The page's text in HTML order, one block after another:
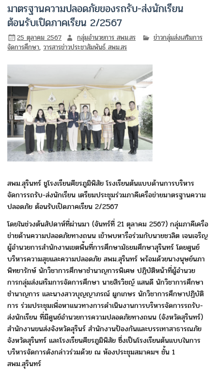
มาตรฐานความปลอดภัยของรถรับ-ส่งนักเรียน
ต้อนรับเปิดภาคเรียน 2/2567
25 ตุลาคม 2567 กลุ่มอำนวยการ สพม.สร
ข่าวกลุ่มส่งเสริมการ
จัดการศึกษา,วารสารข่าวประชาสัมพันธ์ สพม.สร
สพม.สุรินทร์ ชูโรงเรียนศีขรภูมิพิสัย โรงเรียนต้นแบบด้านการบริหาร
จัดการรถรับ-ส่งนักเรียน เตรียมประชุมร่วมภาคีเครือข่ายมาตรฐานความ
ปลอดภัย ต้อนรับเปิดภาคเรียน 2/2567
โดยในช่วงต้นสัปดาห์ที่ผ่านมา (จันทร์ที่ 21 ตุลาคม 2567)กลุ่มภาคีเครือ
ข่ายด้านความปลอดภัยทางถนน เข้าพบหารือร่วมกับนายชวลิต เจนเจริญ
ผู้อำนวยการสำนักงานเขตพื้นที่การศึกษามัธยมศึกษาสุรินทร์ โดยศูนย์
บริหารความสุขและความปลอดภัยสพม.สุรินทร์ พร้อมด้วยนางนุษย์นภา
พิทยารักษ์ นักวิชาการศึกษาชำนาญการพิเศษ ปฎิบัติหน้าที่ผู้อำนวย
การกลุ่มส่งเสริมการจัดการศึกษา นายสิรวิชญ์ แสนดี นักวิชาการศึกษา
ชำนาญการ และนางสาวบุญญาภรณ์ ผูกเกษร นักวิชาการศึกษาปฏิบัติ
การร่วมประชุมเพื่อหาแนวทางการดำเนินงานการบริหารจัดการรถรับ-
ส่งนักเรียน ที่มีศูนย์อำนวยการความปลอดภัยทางถนน (จังหวัดสุรินทร์)
สำนักงานขนส่งจังหวัดสุรินร์สำนักงานป้องกันและบรรเทาสาธารณภัย
จังหวัดสุรินทร์ และโรงเรียนศีขรภูมิพิสัย ซึ่งเป็นโรงเรียนต้นแบบในการ
บริหารจัดการดังกล่าวร่วมด้วย ณ ห้องประชุมสมาคมฯ ชั้น 1
สพม.สุรินทร์